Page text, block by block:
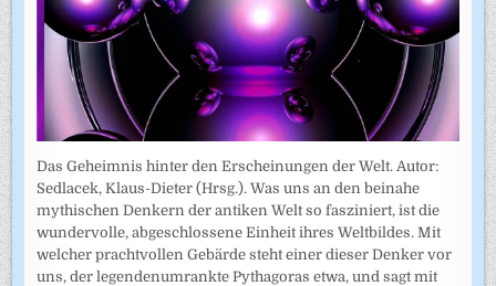
Das Geheimnis hinter den Erscheinungen der Welt. Autor:
Sedlacek, Klaus-Dieter (Hrsg.). Was uns an den beinahe
mythischen Denkern der antiken Welt so fasziniert, ist die
wundervolle, abgeschlossene Einheit ihres Weltbildes. Mit
welcher prachtvollen Gebärde steht einer dieser Denker vor
uns, der legendenumrankte Pythagoras etwa, und sagt mit